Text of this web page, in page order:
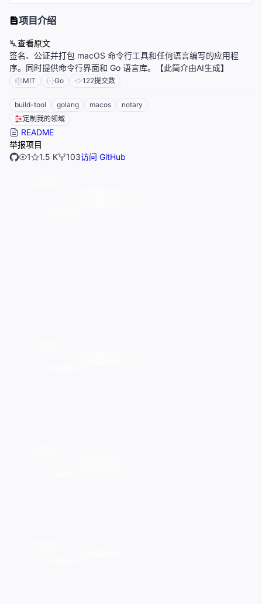
项目介绍
查看原文
签名、公证并打包 macOS 命令行工具和任何语言编写的应用程
序。同时提供命令行界面和 Go 语言库。【此简介由AI生成】
MIT Go 122提交数
build-tool golang macos
notary
定制我的领域
README
举报项目
1
1.5 K 103访问 GitHub